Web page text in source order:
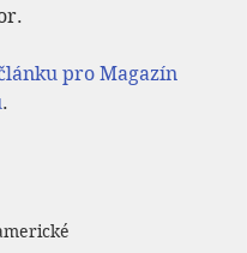
pro Magazín
.